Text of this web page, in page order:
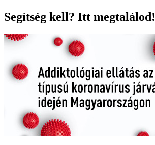
Segítség kell? Itt megtalálod!